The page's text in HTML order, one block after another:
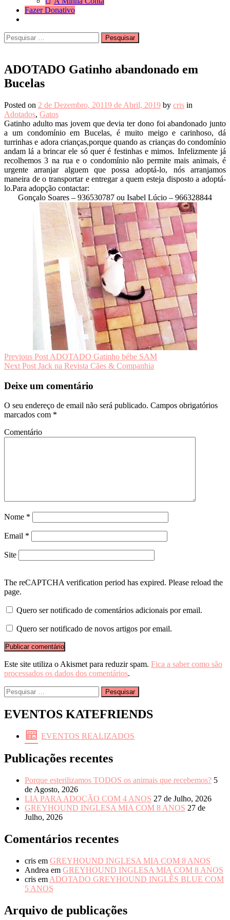
Fazer Donativo
Search
Pesquisar
por:
ADOTADO Gatinho abandonado em
Bucelas
Posted on 2 de Dezembro, 20119 de Abril, 2019 by cris in
Adotados, Gatos
Gatinho adulto mas jovem que devia ter dono foi abandonado junto
a um condomínio em Bucelas, é muito meigo e carinhoso, dá
turrinhas e adora crianças,porque quando as crianças do condomínio
andam lá a brincar ele só quer é festinhas e mimos. Infelizmente já
recolhemos 3 na rua e o condomínio não permite mais animais, é
urgente arranjar alguem que possa adoptá-lo, nós arranjamos
maneira de o transportar e entregar a quem esteja disposto a adoptá-
lo.Para adopção contactar:
Gonçalo Soares – 936530787 ou Isabel Lúcio – 966328844
Navegação
de
artigos
Previous Post ADOTADO Gatinho bébe SAM
Next Post Jack na Revista Cães & Companhia
Deixe um comentário
O seu endereço de email não será publicado. Campos obrigatórios
marcados com *
Comentário
Nome *
Email *
Site
The reCAPTCHA verification period has expired. Please reload the
page.
Quero ser notificado de comentários adicionais por email.
Quero ser notificado de novos artigos por email.
Este site utiliza o Akismet para reduzir spam. Fica a saber como são
processados os dados dos comentários.
Pesquisar
por:
EVENTOS KATEFRIENDS
EVENTOS REALIZADOS
Publicações recentes
Porque esterilizamos TODOS os animais que recebemos? 5
de Agosto, 2026
LIA PARA ADOÇÃO COM 4 ANOS 27 de Julho, 2026
GREYHOUND INGLESA MIA COM 8 ANOS 27 de
Julho, 2026
Comentários recentes
cris em GREYHOUND INGLESA MIA COM 8 ANOS
Andrea em GREYHOUND INGLESA MIA COM 8 ANOS
cris em ADOTADO GREYHOUND INGLÊS BLUE COM
5 ANOS
Arquivo de publicações